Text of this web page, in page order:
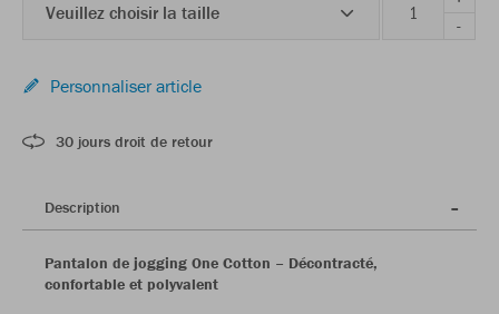
Veuillez choisir la taille
-
Personnaliser article
30 jours droit de retour
Description
Pantalon de jogging One Cotton – Décontracté,
confortable et polyvalent